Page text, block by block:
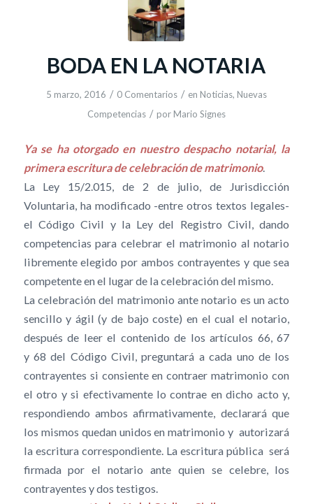
BODA EN LA NOTARIA
5 marzo, 2016 / 0 Comentarios / en Noticias, Nuevas
Competencias / por Mario Signes
Ya se ha otorgado en nuestro despacho notarial, la
primera escritura de celebración de matrimonio.
La Ley 15/2.015, de 2 de julio, de Jurisdicción
Voluntaria, ha modificado -entre otros textos legales-
el Código Civil y la Ley del Registro Civil, dando
competencias para celebrar el matrimonio al notario
libremente elegido por ambos contrayentes y que sea
competente en el lugar de la celebración del mismo.
La celebración del matrimonio ante notario es un acto
sencillo y ágil (y de bajo coste) en el cual el notario,
después de leer el contenido de los artículos 66, 67
y 68 del Código Civil, preguntará a cada uno de los
contrayentes si consiente en contraer matrimonio con
el otro y si efectivamente lo contrae en dicho acto y,
respondiendo ambos afirmativamente, declarará que
los mismos quedan unidos en matrimonio y autorizará
la escritura correspondiente. La escritura pública será
firmada por el notario ante quien se celebre, los
contrayentes y dos testigos.